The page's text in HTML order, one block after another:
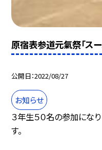
原宿表参道元氣祭「スー
公開日 2022/08/27
お知らせ
３年生５０名の参加にな
す。